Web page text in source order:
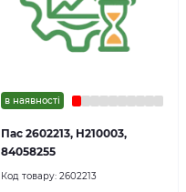
в наявності
Пас 2602213, H210003,
84058255
Код товару: 2602213